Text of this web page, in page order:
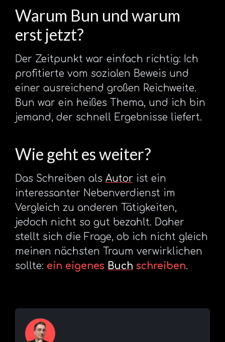
Warum Bun und warum
erst jetzt?
Der Zeitpunkt war einfach richtig: Ich
profitierte vom sozialen Beweis und
einer ausreichend großen Reichweite.
Bun war ein heißes Thema, und ich bin
jemand, der schnell Ergebnisse liefert.
Wie geht es weiter?
Das Schreiben als Autor ist ein
interessanter Nebenverdienst im
Vergleich zu anderen Tätigkeiten,
jedoch nicht so gut bezahlt. Daher
stellt sich die Frage, ob ich nicht gleich
meinen nächsten Traum verwirklichen
sollte: ein eigenes Buch schreiben.